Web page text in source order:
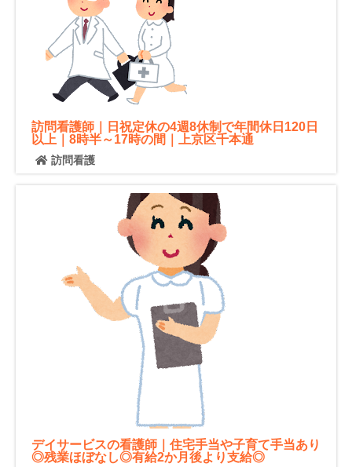
訪問看護師｜日祝定休の4週8休制で年間休日120日
以上｜8時半～17時の間｜上京区千本通
訪問看護
デイサービスの看護師｜住宅手当や子育て手当あり
◎残業ほぼなし◎有給2か月後より支給◎